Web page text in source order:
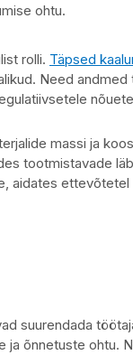
ohtu.
rolli. Täpsed
Need andmed
massi ja
tootmistavade
aidates
suurendada
ja õnnetuste ohtu.